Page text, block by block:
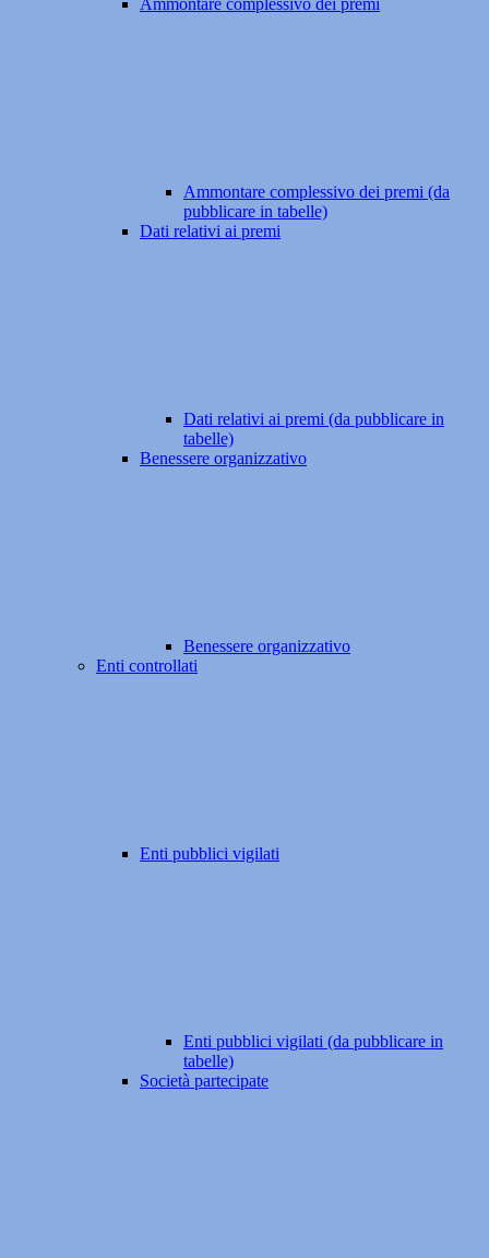
Ammontare complessivo dei premi
Ammontare complessivo dei premi (da
pubblicare in tabelle)
Dati relativi ai premi
Dati relativi ai premi (da pubblicare in
tabelle)
Benessere organizzativo
Benessere organizzativo
Enti controllati
Enti pubblici vigilati
Enti pubblici vigilati (da pubblicare in
tabelle)
Società partecipate